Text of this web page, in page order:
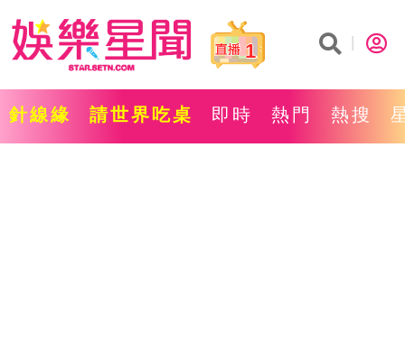
1
針線緣 請世界吃桌 即時 熱門 熱搜